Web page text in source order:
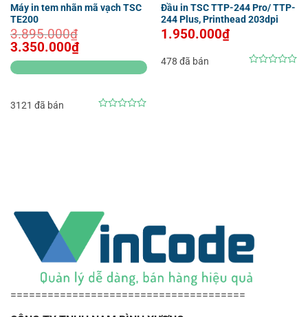
Máy in tem nhãn mã vạch TSC
TE200
3.895.000₫
Giá
gốc
là:
3.895.000₫.
3.350.000₫Giá
hiện
tại
3121 đã bán
Đầu in TSC TTP-244 Pro/ TTP-
244 Plus, Printhead 203dpi
1.950.000₫
478 đã bán
======================================